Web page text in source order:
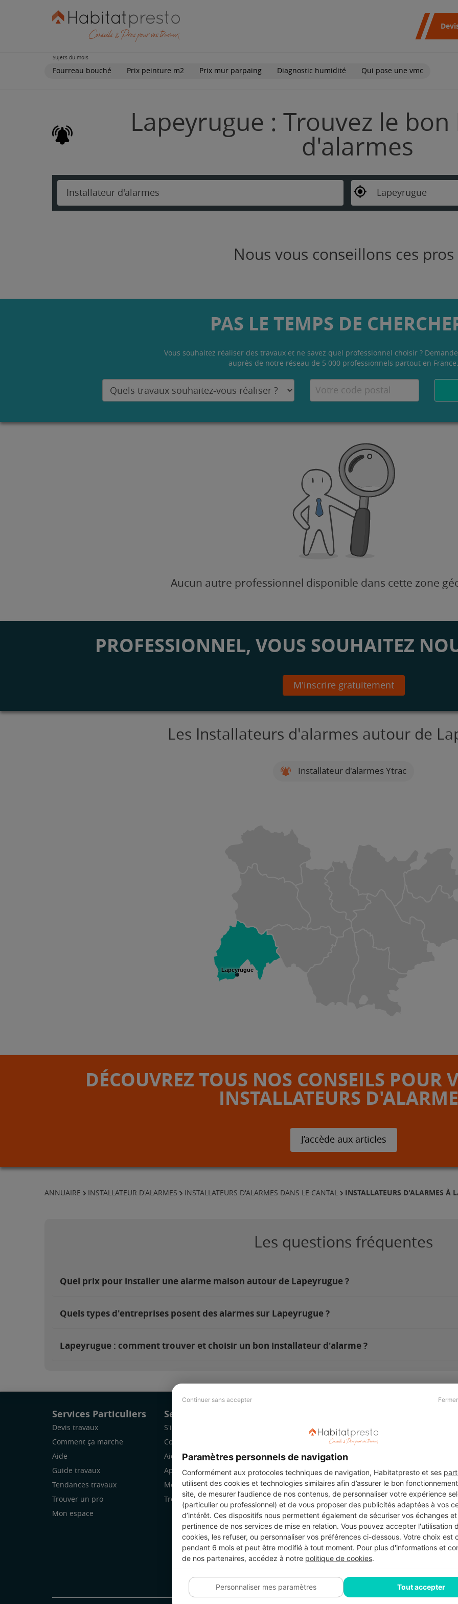
Continuer sans accepter
Paramètres personnels de navigation
Conformément aux protocoles techniques de navigation, Habitatpresto et ses
utilisent des cookies et technologies similaires afin d’assurer le bon
site, de mesurer l’audience de nos contenus, de personnaliser votre expérience
(particulier ou professionnel) et de vous proposer des publicités adaptées à vos
d’intérêt. Ces dispositifs nous permettent également de sécuriser vos échanges
pertinence de nos services de mise en relation. Vous pouvez accepter l'utilisation
cookies, les refuser, ou personnaliser vos préférences ci-dessous. Votre choix est
pendant 6 mois et peut être modifié à tout moment. Pour plus d'informations et
de nos partenaires, accédez à notre politique de cookies.
Personnaliser mes paramètres Tout accepter
Sujets du mois
Fourreau bouché Prix peinture m2 Prix mur parpaing Diagnostic humidité Qui pose une vmc
Lapeyrugue : Trouvez le
d'alarmes
Installateur d'alarmes Lapeyrugue
Nous vous conseillons ces pros
PAS LE TEMPS DE
Vous souhaitez réaliser des travaux et ne savez quel professionnel choisir ?
auprès de notre réseau de 5 000 professionnels partout en France.
Aucun autre professionnel disponible dans cette zone
PROFESSIONNEL, VOUS SOUHAITEZ
M'inscrire gratuitement
Les Installateurs d'alarmes autour de
Installateur d'alarmes Ytrac
Lapeyrugue
DÉCOUVREZ TOUS NOS CONSEILS POUR
INSTALLATEURS
J’accède aux articles
ANNUAIRE INSTALLATEUR D'ALARMES INSTALLATEURS D'ALARMES DANS LE CANTAL INSTALLATEURS D'ALARMES À
Les questions fréquentes
Quel prix pour installer une alarme maison autour de Lapeyrugue ?
Quels types d'entreprises posent des alarmes sur Lapeyrugue ?
Lapeyrugue : comment trouver et choisir un bon installateur d'alarme ?
Services Particuliers
Devis travaux
Comment ça marche
Aide
Guide travaux
Tendances travaux
Trouver un pro
Mon espace
Services Pro
S'inscrire
Comment ça marche
Aide
Application Mobile
Mon espace
Trouver des chantiers
Revue de presse
Légal
Charte cookies
Suivez-nous